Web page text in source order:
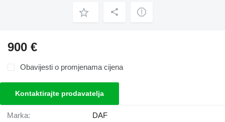
900 €
Obavijesti o promjenama cijena
Kontaktirajte prodavatelja
Marka: DAF